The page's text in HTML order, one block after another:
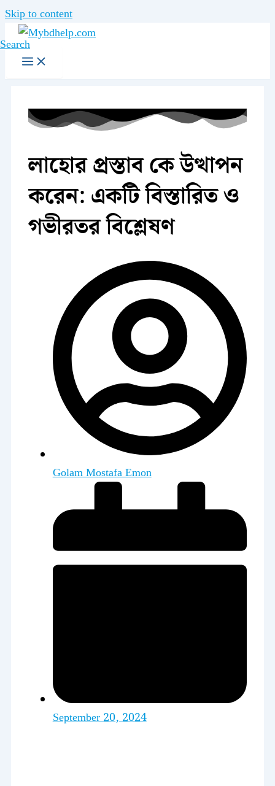
Skip to content
Search
লাহোর প্রস্তাব কে উত্থাপন
করেন: একটি বিস্তারিত ও
গভীরতর বিশ্লেষণ
Golam Mostafa Emon
September 20, 2024